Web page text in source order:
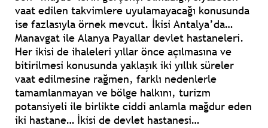
vaat edilen takvimlere uyulamayacağı konusunda
ise fazlasıyla örnek mevcut. İkisi Antalya’da…
Manavgat ile Alanya Payallar devlet hastaneleri.
Her ikisi de ihaleleri yıllar önce açılmasına ve
bitirilmesi konusunda yaklaşık iki yıllık süreler
vaat edilmesine rağmen, farklı nedenlerle
tamamlanmayan ve bölge halkını, turizm
potansiyeli ile birlikte ciddi anlamla mağdur eden
iki hastane… İkisi de devlet hastanesi…